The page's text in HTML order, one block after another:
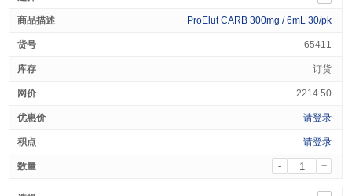
ProElut CARB 300mg / 6mL 30/pk
65411
订货
2214.50
请登录
请登录
- +